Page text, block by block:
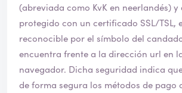
(abreviada como KvK en neerlandés) y
protegido con un certificado SSL/TSL, el cual es
reconocible por el símbolo del
encuentra frente a la dirección url en
navegador. Dicha seguridad indica que puedes utilizar
de forma segura los métodos de pago